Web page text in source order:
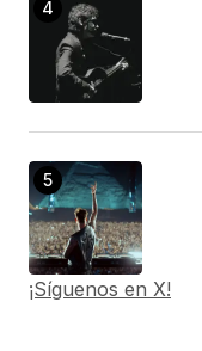
¡Síguenos en X!